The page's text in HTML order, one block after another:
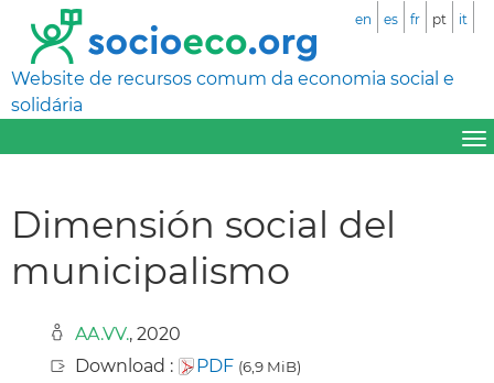
Website de recursos comum da economia social e
solidária
en es fr pt it
Dimensión social del
municipalismo
AA.VV., 2020
Download :
PDF (6,9 MiB)